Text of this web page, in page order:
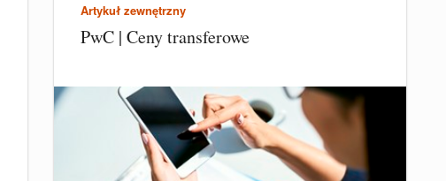
Artykuł zewnętrzny
PwC | Ceny transferowe